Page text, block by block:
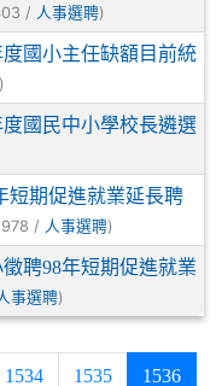
/ 人事選聘)
國小主任缺額目前統
)
國民中小學校長遴選
短期促進就業延長聘
/ 人事選聘)
聘98年短期促進就業
事選聘)
1534 1535 1536